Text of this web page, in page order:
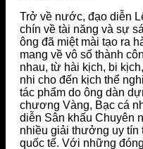
Trở về nước, đạo diễn
chín về tài năng và sự
ông đã miệt mài tạo ra
mang về vô số thành
nhau, từ hài kịch, bi
nhi cho đến kịch thể
tác phẩm do ông dàn
chương Vàng, Bạc cá
diễn Sân khấu Chuyên
nhiều giải thưởng uy tín
quốc tế. Với những